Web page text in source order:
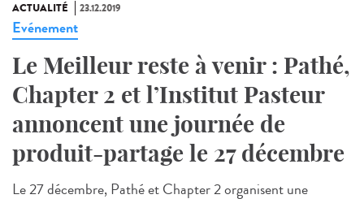
ACTUALITÉ 23.12.2019
Evénement
Le Meilleur reste à venir : Pathé,
Chapter 2 et l’Institut Pasteur
annoncent une journée de
produit-partage le 27 décembre
Le 27 décembre, Pathé et Chapter 2 organisent une